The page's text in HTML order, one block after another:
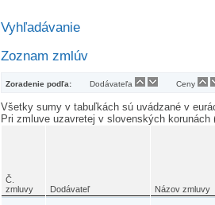
Vyhľadávanie
Zoznam zmlúv
Zoradenie podľa: Dodávateľa Ceny
Všetky sumy v tabuľkách sú uvádzané v
Pri zmluve uzavretej v slovenských
Č.
zmluvy
Dodávateľ Názov zmluvy